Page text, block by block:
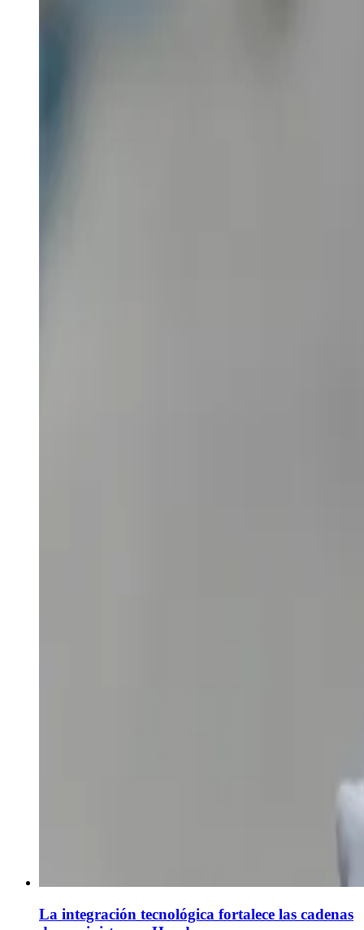
La integración tecnológica fortalece las cadenas